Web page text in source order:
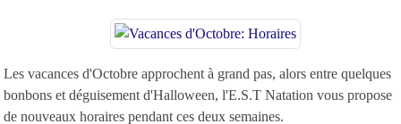
Les vacances d'Octobre approchent à grand pas, alors entre quelques
bonbons et déguisement d'Halloween, l'E.S.T Natation vous propose
de nouveaux horaires pendant ces deux semaines.